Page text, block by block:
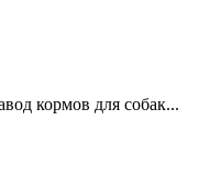
кормов для собак...